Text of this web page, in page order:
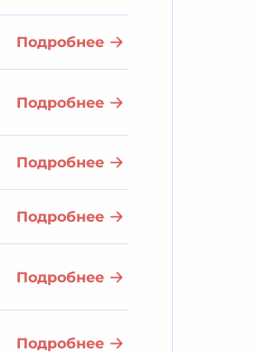
Подробнее
Подробнее
Подробнее
Подробнее
Подробнее
Подробнее